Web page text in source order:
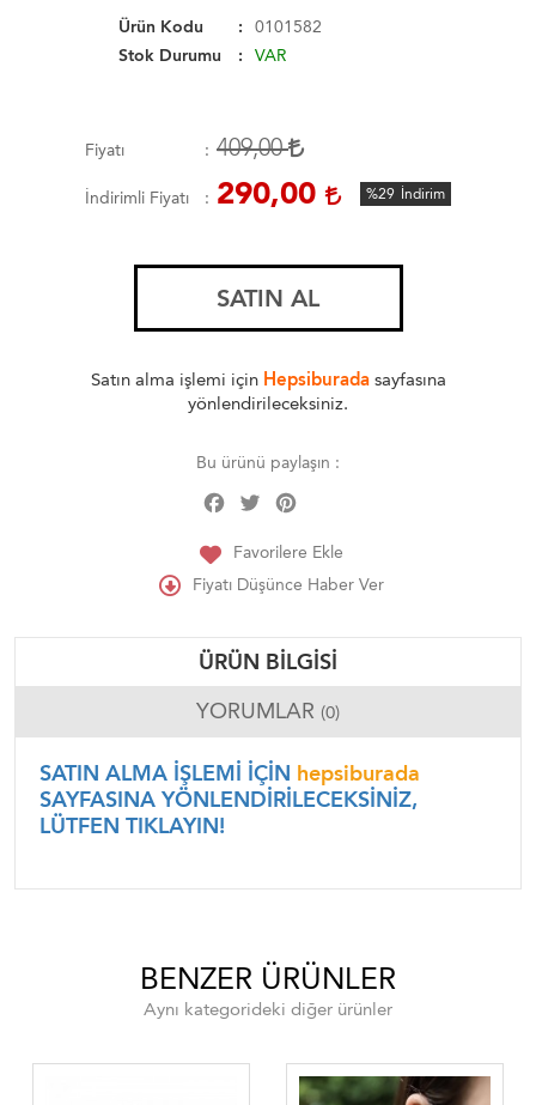
Ürün Kodu
0101582
Stok Durumu
VAR
Fiyatı 409,00
İndirimli Fiyatı 290,00 %29 İndirim
SATIN AL
Satın alma işlemi için Hepsiburadasayfasına
yönlendirileceksiniz.
Bu ürünü paylaşın :
Facebook
Twitter
Favorilere Ekle
Fiyatı Düşünce Haber Ver
ÜRÜN BILGISI
YORUMLAR (0)
SATIN ALMA İŞLEMİ İÇİN hepsiburada
SAYFASINA YÖNLENDİRİLECEKSİNİZ,
LÜTFEN TIKLAYIN!
BENZER ÜRÜNLER
Aynı kategorideki diğer ürünler